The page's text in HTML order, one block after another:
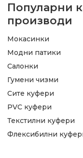
Популарни
производи
Мокасинки
Модни патики
Салонки
Гумени чизми
Сите куфери
PVC куфери
Текстилни куфери
Флексибилни